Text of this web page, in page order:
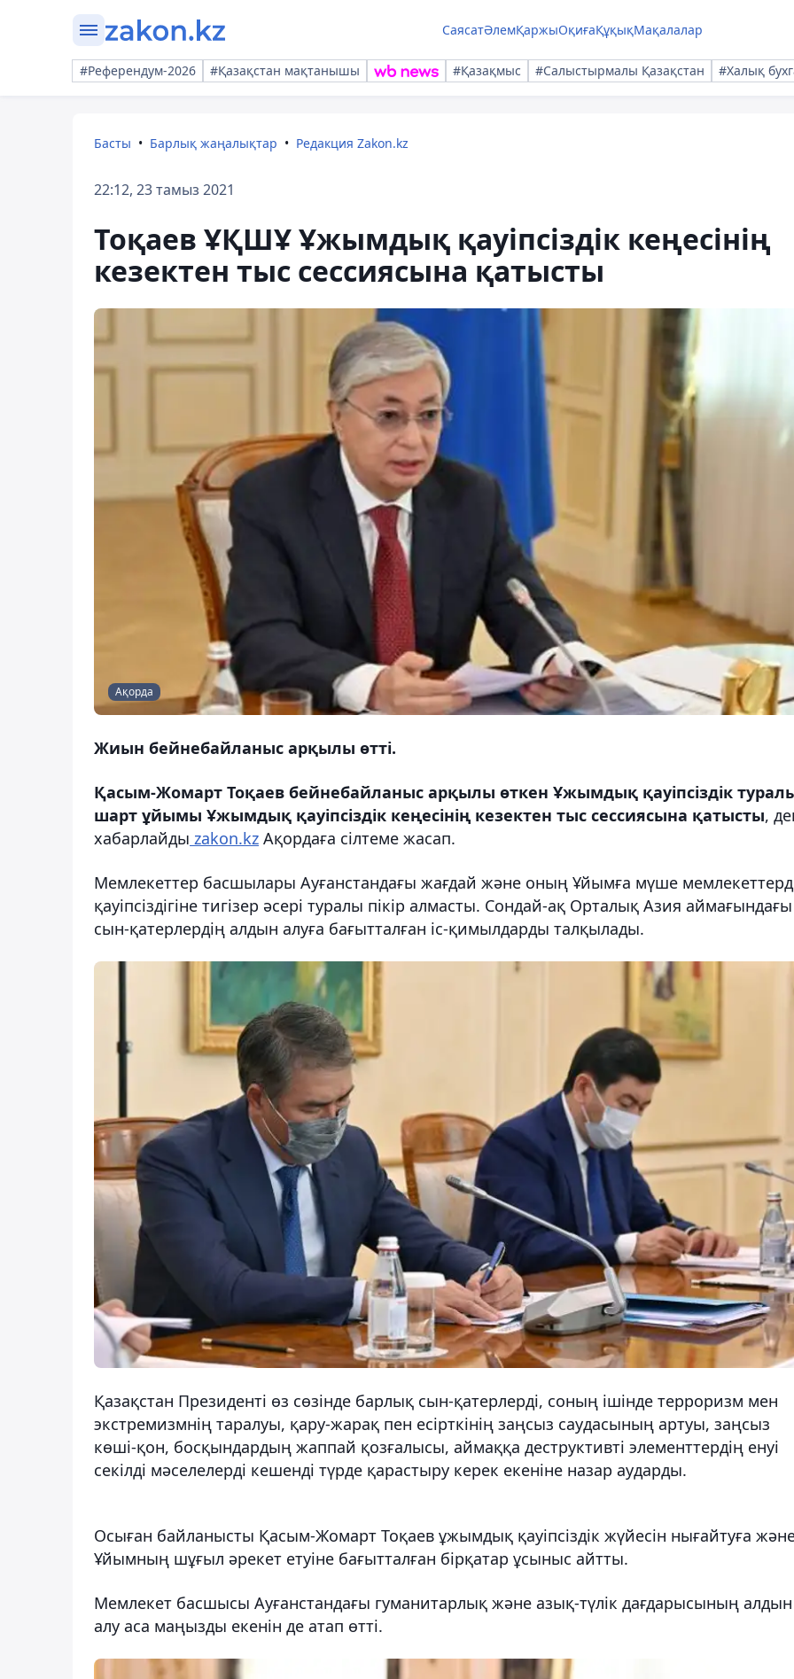
СаясатӘлемҚаржыОқиғаҚұқықМақалалар
#Референдум-2026 #Қазақстан мақтанышы #Қазақмыс #Салыстырмалы Қазақстан #Халық
Басты Барлық жаңалықтар Редакция Zakon.kz
22:12, 23 тамыз 2021
Тоқаев ҰҚШҰ Ұжымдық қауіпсіздік кеңесінің
кезектен тыс сессиясына қатысты
Ақорда
Жиын бейнебайланыс арқылы өтті.
Қасым-Жомарт Тоқаев бейнебайланыс арқылы өткен Ұжымдық қауіпсіздік
шарт ұйымы Ұжымдық қауіпсіздік кеңесінің кезектен тыс сессиясына қатысты,
хабарлайды zakon.kz Ақордаға сілтеме жасап.
Мемлекеттер басшылары Ауғанстандағы жағдай және оның Ұйымға мүше
қауіпсіздігіне тигізер әсері туралы пікір алмасты. Сондай-ақ Орталық Азия аймағындағы
сын-қатерлердің алдын алуға бағытталған іс-қимылдарды талқылады.
Қазақстан Президенті өз сөзінде барлық сын-қатерлерді, соның ішінде терроризм мен
экстремизмнің таралуы, қару-жарақ пен есірткінің заңсыз саудасының артуы, заңсыз
көші-қон, босқындардың жаппай қозғалысы, аймаққа деструктивті элементтердің енуі
секілді мәселелерді кешенді түрде қарастыру керек екеніне назар аударды.
Осыған байланысты Қасым-Жомарт Тоқаев ұжымдық қауіпсіздік жүйесін нығайтуға
Ұйымның шұғыл әрекет етуіне бағытталған бірқатар ұсыныс айтты.
Мемлекет басшысы Ауғанстандағы гуманитарлық және азық-түлік дағдарысының алдын
алу аса маңызды екенін де атап өтті.